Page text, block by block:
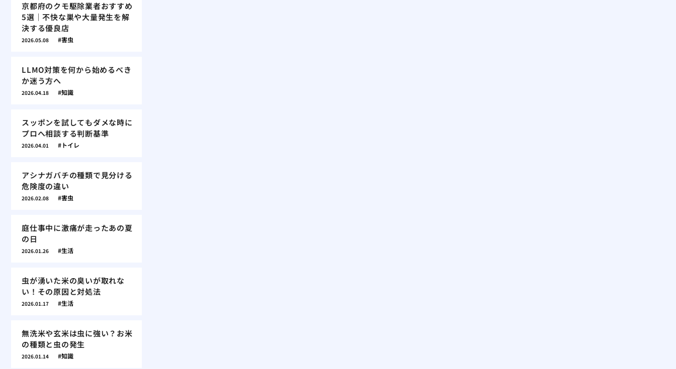
京都府のクモ駆除業者おすすめ
5選｜不快な巣や大量発生を解
決する優良店
2026.05.08 害虫
LLMO対策を何から始めるべき
か迷う方へ
2026.04.18 知識
スッポンを試してもダメな時に
プロへ相談する判断基準
2026.04.01 トイレ
アシナガバチの種類で見分ける
危険度の違い
2026.02.08 害虫
庭仕事中に激痛が走ったあの夏
の日
2026.01.26 生活
虫が湧いた米の臭いが取れな
い！その原因と対処法
2026.01.17 生活
無洗米や玄米は虫に強い？お米
の種類と虫の発生
2026.01.14 知識